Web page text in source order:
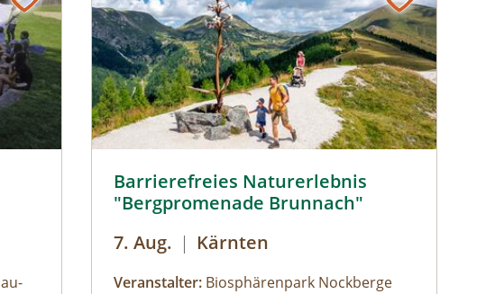
Barrierefreies Naturerlebnis
"Bergpromenade Brunnach"
7. Aug. | Kärnten
Veranstalter: Biosphärenpark Nockberge